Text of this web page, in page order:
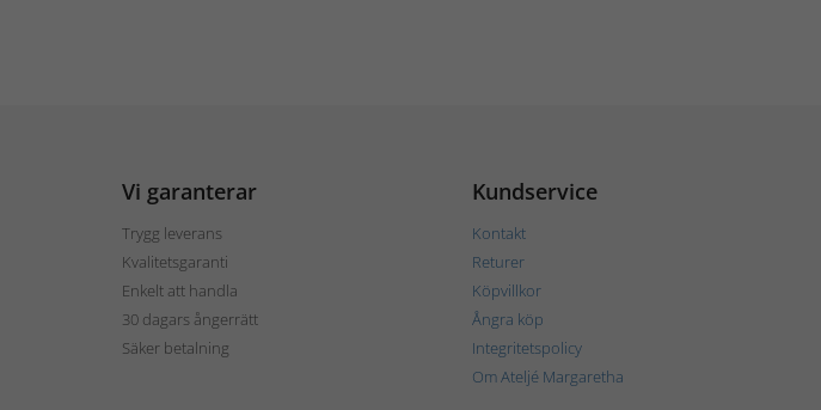
Vi garanterar
Trygg leverans
Kvalitetsgaranti
Enkelt att handla
30 dagars ångerrätt
Säker betalning
Kundservice
Kontakt
Returer
Köpvillkor
Ångra köp
Integritetspolicy
Om Ateljé Margaretha